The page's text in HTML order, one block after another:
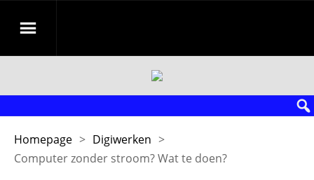
Homepage > Digiwerken >
Computer zonder stroom? Wat te doen?